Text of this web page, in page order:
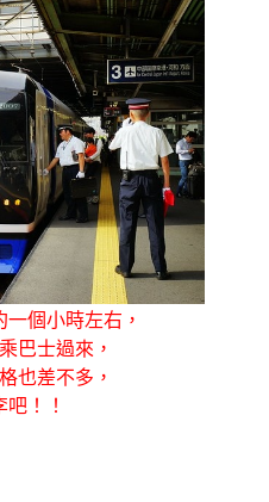
一個小時左右，
巴士過來，
也差不多，
！！